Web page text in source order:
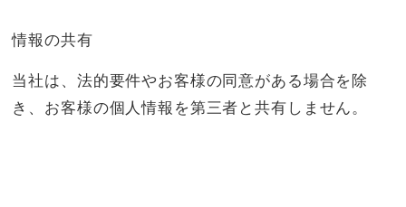
情報の共有
当社は、法的要件やお客様の同意がある場合を除
き、お客様の個人情報を第三者と共有しません。